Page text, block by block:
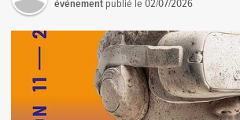
événement publié le02/07/2026